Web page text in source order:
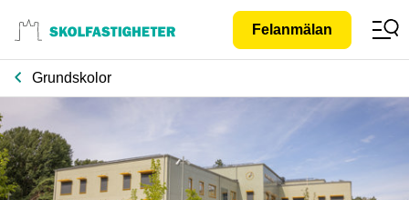
Gå till
innehåll
Felanmälan
Grundskolor